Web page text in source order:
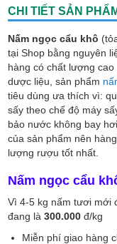
CHI TIẾT SẢN
Nấm ngọc cẩu khô
tại Shop bằng nguyên
hàng có chất lượng
dược liệu, sản phẩm
tiêu dùng ưa thích vì:
sấy theo chế độ máy
bảo nước không bay
của sản phẩm nên
lượng rượu tốt nhất.
Nấm ngọc cẩu
Vì 4-5 kg nấm tươi mới
đang là 300.000 đ/kg
Miễn phí giao hàng